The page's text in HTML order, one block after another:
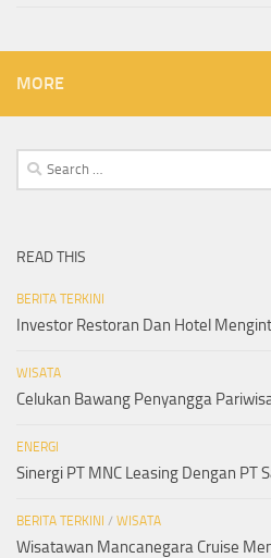
MORE
Search
for:
READ THIS
BERITA TERKINI
Investor Restoran Dan Hotel
WISATA
Celukan Bawang Penyangga
ENERGI
Sinergi PT MNC Leasing Dengan PT
BERITA TERKINI / WISATA
Wisatawan Mancanegara Cruise